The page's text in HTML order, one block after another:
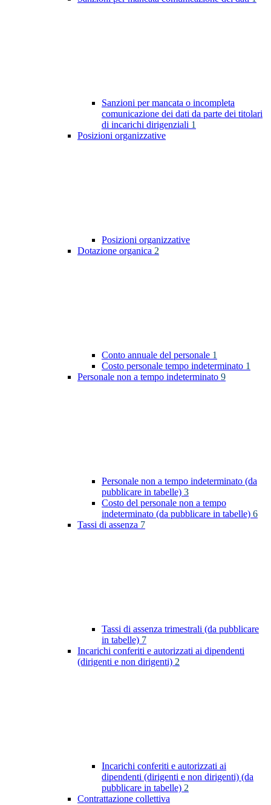
Sanzioni per mancata o incompleta
comunicazione dei dati da parte dei titolari
di incarichi dirigenziali 1
Posizioni organizzative
Posizioni organizzative
Dotazione organica 2
Conto annuale del personale 1
Costo personale tempo indeterminato 1
Personale non a tempo indeterminato 9
Personale non a tempo indeterminato (da
pubblicare in tabelle) 3
Costo del personale non a tempo
indeterminato (da pubblicare in tabelle) 6
Tassi di assenza 7
Tassi di assenza trimestrali (da pubblicare
in tabelle) 7
Incarichi conferiti e autorizzati ai dipendenti
(dirigenti e non dirigenti) 2
Incarichi conferiti e autorizzati ai
dipendenti (dirigenti e non dirigenti) (da
pubblicare in tabelle) 2
Contrattazione collettiva